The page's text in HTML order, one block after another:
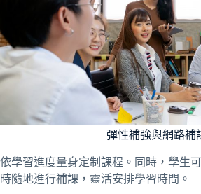
彈性補強與網路補
依學習進度量身定制課程。同時，學生
時隨地進行補課，靈活安排學習時間。